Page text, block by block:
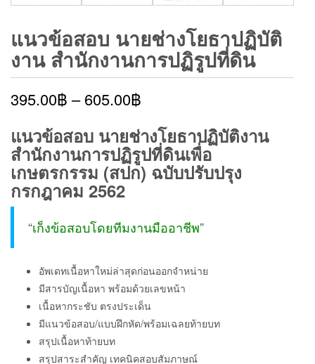
แนวข้อสอบ นายช่างโยธาปฏิบัติ
งาน สำนักงานการปฏิรูปที่ดิน
395.00฿ –605.00฿
แนวข้อสอบ นายช่างโยธาปฏิบัติงาน
สำนักงานการปฏิรูปที่ดินเพื่อ
เกษตรกรรม (สปก) ฉบับปรับปรุง
กรกฎาคม 2562
“เก็งข้อสอบโดยทีมงานมืออาชีพ”
อัพเดทเนื้อหาใหม่ล่าสุดก่อนออกจำหน่าย
มีสารบัญเนื้อหา พร้อมด้วยเลขหน้า
เนื้อหากระชับ ตรงประเด็น
มีแนวข้อสอบ/แบบฝึกหัด/พร้อมเฉลยท้ายบท
สรุปเนื้อหาท้ายบท
สรุปสาระสำคัญ เทคนิคสอบสัมภาษณ์